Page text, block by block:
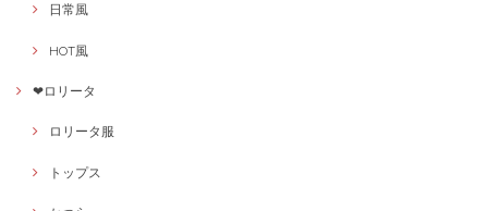
日常風
HOT風
❤ロリータ
ロリータ服
トップス